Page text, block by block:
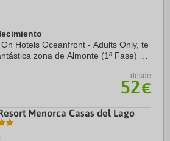
Hotels Oceanfront - Adults Only, te
zona de Almonte (1ª Fase) y
de ...
desde
52€
Menorca Casas del Lago